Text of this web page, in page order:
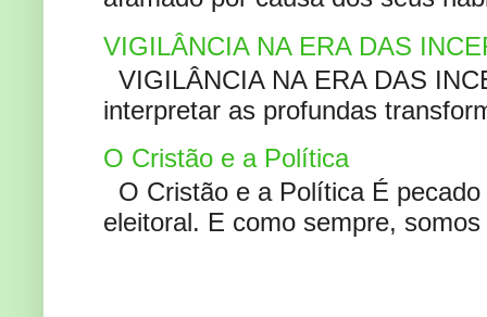
VIGILÂNCIA NA ERA DAS
VIGILÂNCIA NA ERA DAS
interpretar as profundas
O Cristão e a Política
O Cristão e a Política É
eleitoral. E como sempre,